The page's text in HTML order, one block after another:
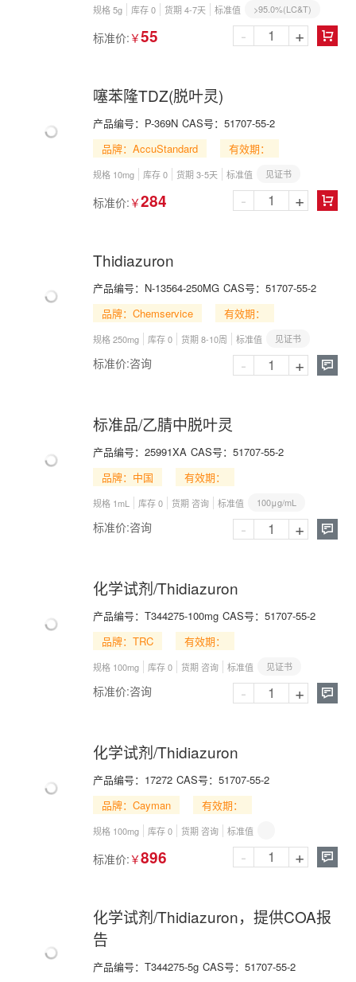
规格 5g 库存 0 货期 4-7天 标准值 >95.0%(LC&T)
标准价: ￥55 
- +
噻苯隆TDZ(脱叶灵)
产品编号： P-369N CAS号： 51707-55-2
品牌：AccuStandard
有效期：
规格 10mg 库存 0 货期 3-5天 标准值 见证书
标准价: ￥284 
- +
Thidiazuron
产品编号： N-13564-250MG CAS号： 51707-55-2
品牌：Chemservice
有效期：
规格 250mg 库存 0 货期 8-10周 标准值 见证书
标准价:咨询 
- +
标准品/乙腈中脱叶灵
产品编号： 25991XA CAS号： 51707-55-2
品牌：中国
有效期：
规格 1mL 库存 0 货期 咨询 标准值 100μg/mL
标准价:咨询 
- +
化学试剂/Thidiazuron
产品编号： T344275-100mg CAS号： 51707-55-2
品牌：TRC
有效期：
规格 100mg 库存 0 货期 咨询 标准值 见证书
标准价:咨询 
- +
化学试剂/Thidiazuron
产品编号： 17272 CAS号： 51707-55-2
品牌：Cayman
有效期：
规格 100mg 库存 0 货期 咨询 标准值
标准价: ￥896 
- +
化学试剂/Thidiazuron，提供COA报
告
产品编号： T344275-5g CAS号： 51707-55-2